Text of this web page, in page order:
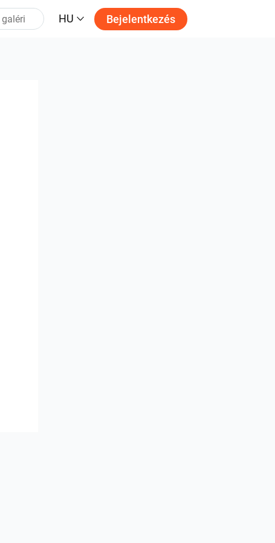
HU Bejelentkezés